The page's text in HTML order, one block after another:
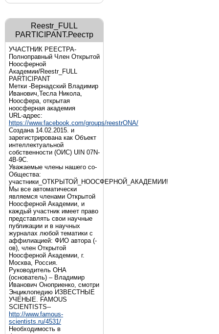
Reestr_FULL
PARTICIPANT.Реестр
УЧАСТНИК РЕЕСТРА-
Полноправный Член Открытой
Ноосферной
Академии/Reestr_FULL
PARTICIPANT
Метки -Вернадский Владимир
Иванович,Тесла Никола,
Ноосфера, открытая
ноосферная академия
URL-адрес:
https://www.facebook.com/groups/reestrONA/
Создана 14.02.2015. и
зарегистрирована как Объект
интеллектуальной
собственности (ОИС) UIN 07N-
4B-9C.
Уважаемые члены нашего со-
Общества:
участники_ОТКРЫТОЙ_НООСФЕРНОЙ_АКАДЕМИИ!
Мы все автоматически
являемся членами Открытой
Ноосферной Академии, и
каждый участник имеет право
представлять свои научные
публикации и в научных
журналах любой тематики с
аффилиацией: ФИО автора (-
ов), член Открытой
Ноосферной Академии, г.
Москва, Россия.
Руководитель ОНА
(основатель) – Владимир
Иванович Оноприенко, смотри
Энциклопедию ИЗВЕСТНЫЕ
УЧЕНЫЕ. FAMOUS
SCIENTISTS--
http://www.famous-
scientists.ru/4531/
Необходимость в